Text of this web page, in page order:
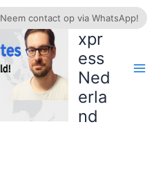
AliE
xpr
ess
Ned
erla
nd
Neem contact op via WhatsApp!